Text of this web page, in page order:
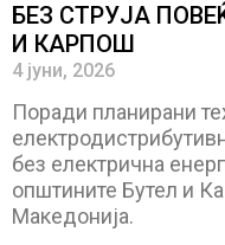
БЕЗ СТРУЈА
И КАРПОШ
4 јуни, 2026
Поради планирани
без електрична
општините Бутел и
Македонија.